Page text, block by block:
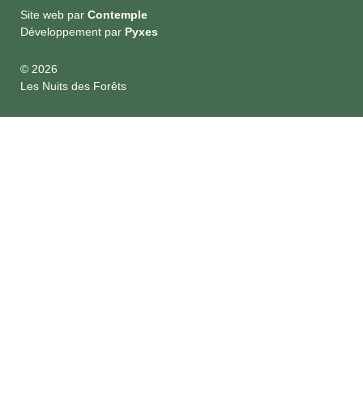
Site web par Contemple
Développement par Pyxes
© 2026
Les Nuits des Forêts